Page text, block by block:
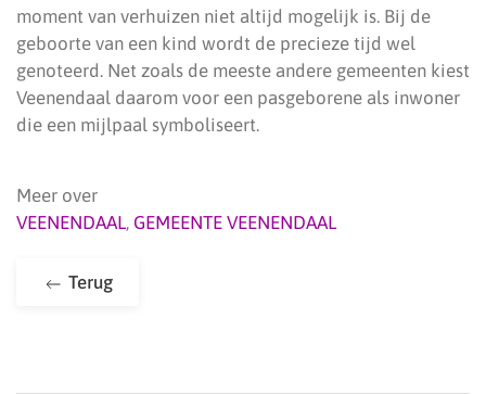
moment van verhuizen niet altijd mogelijk is. Bij de
geboorte van een kind wordt de precieze tijd wel
genoteerd. Net zoals de meeste andere gemeenten kiest
Veenendaal daarom voor een pasgeborene als inwoner
die een mijlpaal symboliseert.
Meer over
VEENENDAAL, GEMEENTE VEENENDAAL
Terug